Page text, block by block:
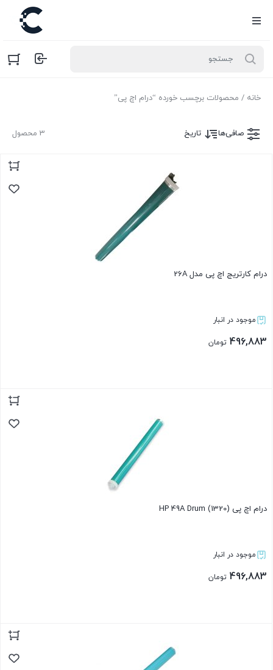
خانه / محصولات برچسب خورده “درام اچ پی”
3 محصول صافی‌ها تاریخ
درام کارتریج اچ پی مدل 26A
موجود در انبار
496,883 تومان
درام اچ پی (1320) HP 49A Drum
موجود در انبار
496,883 تومان